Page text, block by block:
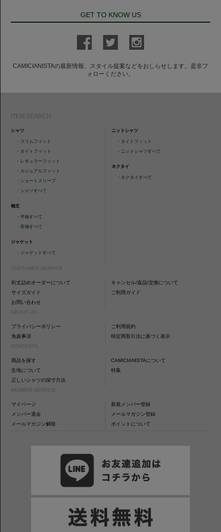
GET TO KNOW US
CAMICIANISTAの最新情報、スタイル提案などをおしらせします。是非フ
ォローください。
ITEM SEARCH
シャツ
・ スリムフィット
・ タイトフィット
・ レギュラーフィット
・ カジュアルフィット
・ ショートスリーブ
・ シャツすべて
袖丈
・半袖すべて
・長袖すべて
ジャケット
・ ジャケットすべて
ニットシャツ
・ タイトフィット
・ ニットシャツすべて
ネクタイ
・ ネクタイすべて
CUSTOMER SERVICE
裄丈詰めオーダーについて
キャンセル/返品/交換について
サイズガイド
ご利用ガイド
お問い合わせ
ABOUT US
プライバシーポリシー
ご利用規約
免責事項
特定商取引法に基づく表示
CONTENTS
商品を探す
CAMICIANISTAについて
生地について
特集
正しいシャツの採寸方法
MEMBER SERVICE
マイページ
新規メンバー登録
メンバー退会
メールマガジン登録
メールマガジン解除
ポイントについて